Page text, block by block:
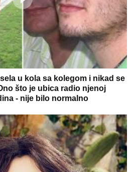
u kola sa kolegom i nikad se
što je ubica radio njenoj
- nije bilo normalno